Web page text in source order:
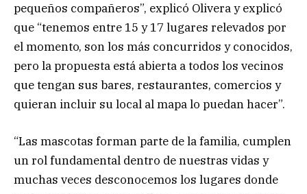
pequeños compañeros”, explicó Olivera y explicó
que “tenemos entre 15 y 17 lugares relevados por
el momento, son los más concurridos y conocidos,
pero la propuesta está abierta a todos los vecinos
que tengan sus bares, restaurantes, comercios y
quieran incluir su local al mapa lo puedan hacer”.
“Las mascotas forman parte de la familia, cumplen
un rol fundamental dentro de nuestras vidas y
muchas veces desconocemos los lugares donde